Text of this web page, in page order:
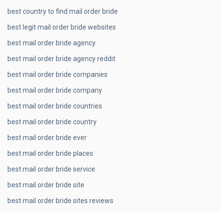
best country to find mail order bride
best legit mail order bride websites
best mail order bride agency
best mail order bride agency reddit
best mail order bride companies
best mail order bride company
best mail order bride countries
best mail order bride country
best mail order bride ever
best mail order bride places
best mail order bride service
best mail order bride site
best mail order bride sites reviews